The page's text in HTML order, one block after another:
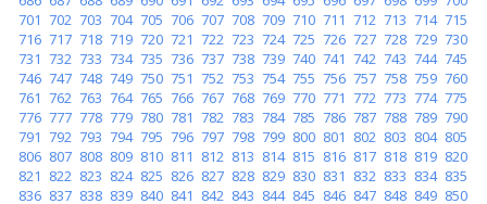
701 702 703 704 705 706 707 708 709 710 711 712 713 714 715
716 717 718 719 720 721 722 723 724 725 726 727 728 729 730
731 732 733 734 735 736 737 738 739 740 741 742 743 744 745
746 747 748 749 750 751 752 753 754 755 756 757 758 759 760
761 762 763 764 765 766 767 768 769 770 771 772 773 774 775
776 777 778 779 780 781 782 783 784 785 786 787 788 789 790
791 792 793 794 795 796 797 798 799 800 801 802 803 804 805
806 807 808 809 810 811 812 813 814 815 816 817 818 819 820
821 822 823 824 825 826 827 828 829 830 831 832 833 834 835
836 837 838 839 840 841 842 843 844 845 846 847 848 849 850